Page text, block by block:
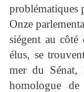
problématiques
Onze
siégent au côté
élus, se
mer du Sénat,
homologue de